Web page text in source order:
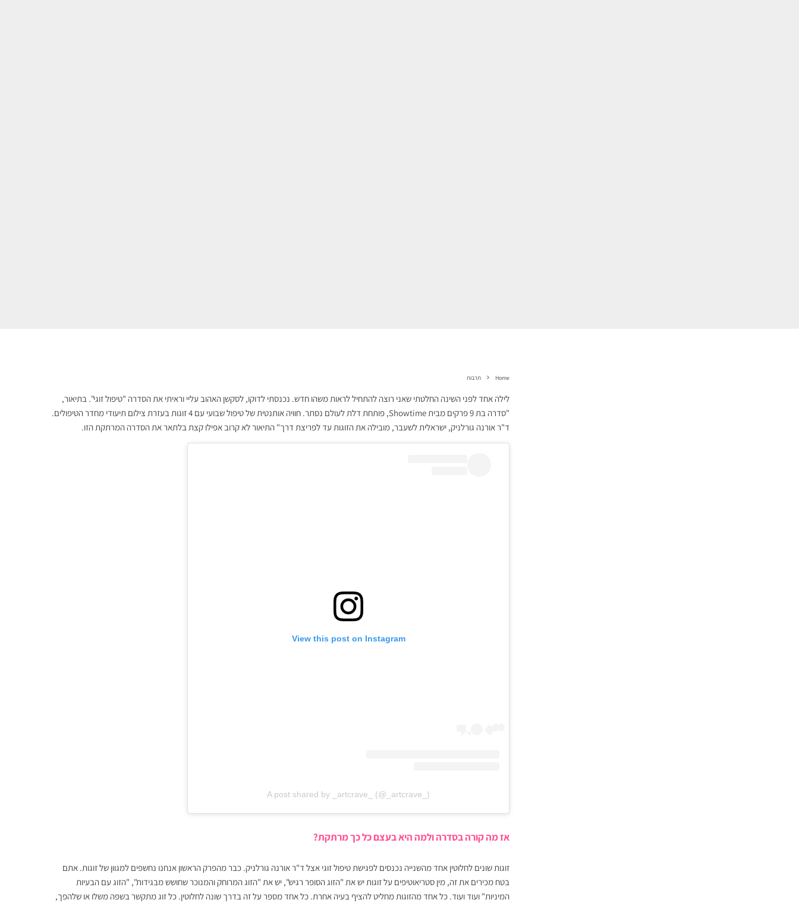
Home תרבות
לילה אחד לפני השינה החלטתי שאני רוצה להתחיל לראות משהו חדש. נכנסתי לדוקו, לסקשן האהוב עליי וראיתי את הסדרה "טיפול זוגי". בתיאור,
"סדרה בת 9 פרקים מבית Showtime, פותחת דלת לעולם נסתר. חוויה אותנטית של טיפול שבועי עם 4 זוגות בעזרת צילום תיעודי מחדר הטיפולים.
ד"ר אורנה גורלניק, ישראלית לשעבר, מובילה את הזוגות עד לפריצת דרך" התיאור לאקרוב אפילו קצת בלתאר אתהסדרה המרתקת הזו.
View this post on Instagram
A post shared by _artcrave_ (@_artcrave_)
אז מה קורה בסדרה ולמה היא בעצם כל כך מרתקת?
זוגות שונים לחלוטין אחד מהשנייה נכנסים לפגישת טיפול זוגי אצל ד"ר אורנה גורלניק. כבר מהפרק הראשון אנחנו נחשפים למגוון של זוגות. אתם
בטח מכירים את זה, מין סטריאוטיפים על זוגות יש את "הזוג הסופר רגיש", יש את "הזוג המרוחק והמנוכר שחושש מבגידות", "הזוג עם הבעיות
המיניות" ועוד ועוד. כל אחד מהזוגות מחליט להציף בעיה אחרת. כל אחד מספר על זה בדרך שונה לחלוטין. כל זוג מתקשר בשפה משלו או שלהפך,